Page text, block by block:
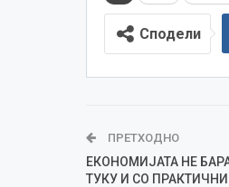
Сподели
ПРЕТХОДНО
ЕКОНОМИЈАТА НЕ
ТУКУ И СО